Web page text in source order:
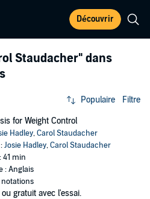
Découvrir
Staudacher" dans
Populaire Filtre
for Weight Control
Hadley,Carol Staudacher
Josie Hadley,Carol Staudacher
41 min
: Anglais
notations
ou gratuit avec l'essai.